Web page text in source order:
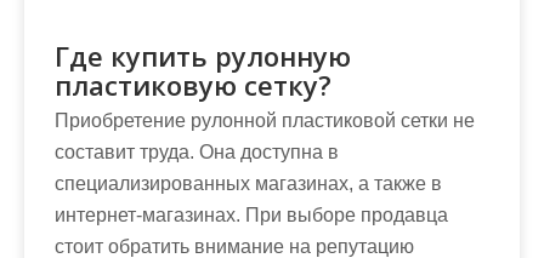
Где купить рулонную
пластиковую сетку?
Приобретение рулонной пластиковой сетки не
составит труда. Она доступна в
специализированных магазинах, а также в
интернет-магазинах. При выборе продавца
стоит обратить внимание на репутацию